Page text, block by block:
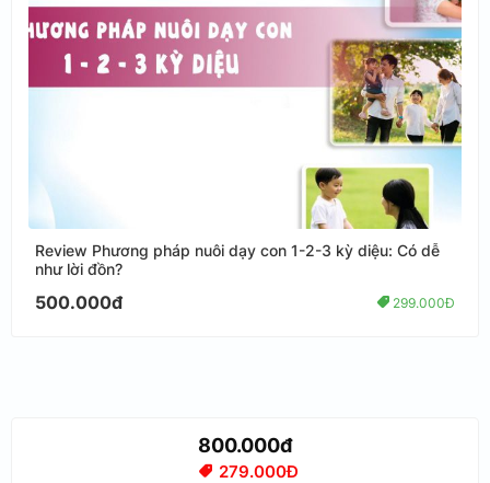
Review Phương pháp nuôi dạy con 1-2-3 kỳ diệu: Có dễ
như lời đồn?
500.000đ 299.000Đ
800.000đ
279.000Đ